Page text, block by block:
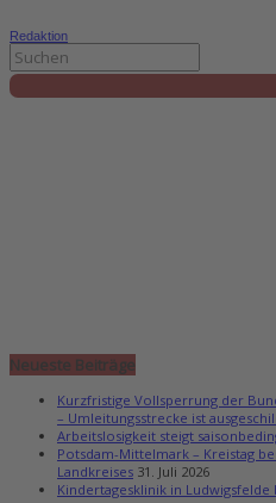
Redaktion
Neueste Beiträge
Kurzfristige Vollsperrung der
– Umleitungsstrecke ist
Arbeitslosigkeit steigt
Potsdam-Mittelmark – Kreistag
Landkreises 31. Juli 2026
Kindertagesklinik in